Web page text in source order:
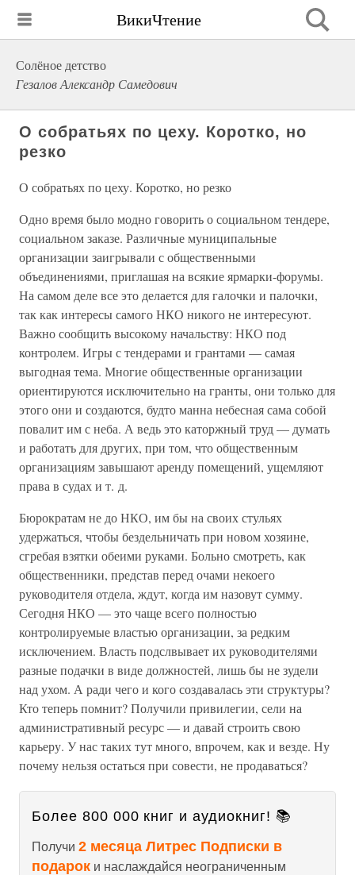
ВикиЧтение
Солёное детство
Гезалов Александр Самедович
О собратьях по цеху. Коротко, но
резко
О собратьях по цеху. Коротко, но резко
Одно время было модно говорить о социальном тендере,
социальном заказе. Различные муниципальные
организации заигрывали с общественными
объединениями, приглашая на всякие ярмарки-форумы.
На самом деле все это делается для галочки и палочки,
так как интересы самого НКО никого не интересуют.
Важно сообщить высокому начальству: НКО под
контролем. Игры с тендерами и грантами — самая
выгодная тема. Многие общественные организации
ориентируются исключительно на гранты, они только для
этого они и создаются, будто манна небесная сама собой
повалит им с неба. А ведь это каторжный труд — думать
и работать для других, при том, что общественным
организациям завышают аренду помещений, ущемляют
права в судах и т. д.
Бюрократам не до НКО, им бы на своих стульях
удержаться, чтобы бездельничать при новом хозяине,
сгребая взятки обеими руками. Больно смотреть, как
общественники, представ перед очами некоего
руководителя отдела, ждут, когда им назовут сумму.
Сегодня НКО — это чаще всего полностью
контролируемые властью организации, за редким
исключением. Власть подслвывает их руководителями
разные подачки в виде должностей, лишь бы не зудели
над ухом. А ради чего и кого создавалась эти структуры?
Кто теперь помнит? Получили привилегии, сели на
административный ресурс — и давай строить свою
карьеру. У нас таких тут много, впрочем, как и везде. Ну
почему нельзя остаться при совести, не продаваться?
Более 800 000 книг и аудиокниг! 📚
Получи 2 месяца Литрес Подписки в
подарок и наслаждайся неограниченным